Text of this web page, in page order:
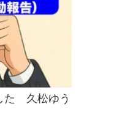
た 久松ゆう